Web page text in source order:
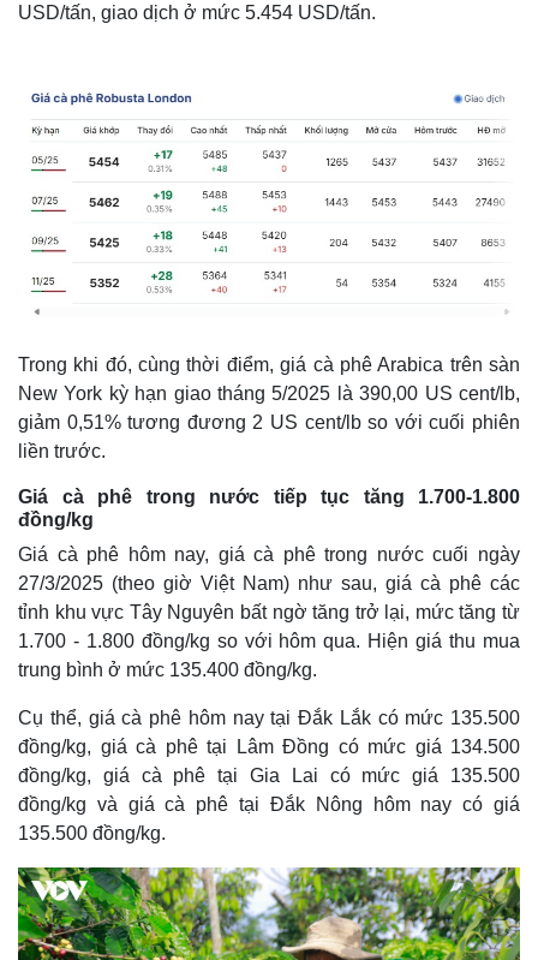
USD/tấn, giao dịch ở mức 5.454 USD/tấn.
Trong khi đó, cùng thời điểm, giá cà phê Arabica trên sàn
New York kỳ hạn giao tháng 5/2025 là 390,00 US cent/lb,
giảm 0,51% tương đương 2 US cent/lb so với cuối phiên
liền trước.
Giá cà phê trong nước tiếp tục tăng 1.700-1.800
đồng/kg
Giá cà phê hôm nay, giá cà phê trong nước cuối ngày
27/3/2025 (theo giờ Việt Nam) như sau, giá cà phê các
tỉnh khu vực Tây Nguyên bất ngờ tăng trở lại, mức tăng từ
1.700 - 1.800 đồng/kg so với hôm qua. Hiện giá thu mua
trung bình ở mức 135.400 đồng/kg.
Cụ thể, giá cà phê hôm nay tại Đắk Lắk có mức 135.500
đồng/kg, giá cà phê tại Lâm Đồng có mức giá 134.500
đồng/kg, giá cà phê tại Gia Lai có mức giá 135.500
đồng/kg và giá cà phê tại Đắk Nông hôm nay có giá
135.500 đồng/kg.